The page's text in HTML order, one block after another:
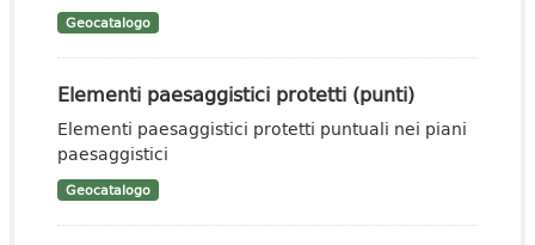
Geocatalogo
Elementi paesaggistici protetti (punti)
Elementi paesaggistici protetti puntuali nei piani
paesaggistici
Geocatalogo